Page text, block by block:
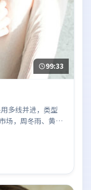
99:33
多线并进，类型
场，周冬雨、黄
反转，结尾留白引